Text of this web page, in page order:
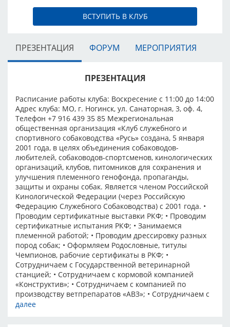
ВСТУПИТЬ В КЛУБ
ПРЕЗЕНТАЦИЯ ФОРУМ МЕРОПРИЯТИЯ
ПРЕЗЕНТАЦИЯ
Расписание работы клуба: Воскресение с 11:00 до 14:00
Адрес клуба: МО, г. Ногинск, ул. Санаторная, 3, оф. 4,
Телефон +7 916 439 35 85 Межрегиональная
общественная организация «Клуб служебного и
спортивного собаководства «Русь» создана, 5 января
2001 года, в целях объединения собаководов-
любителей, собаководов-спортсменов, кинологических
организаций, клубов, питомников для сохранения и
улучшения племенного генофонда, пропаганды,
защиты и охраны собак. Является членом Российской
Кинологической Федерации (через Российскую
Федерацию Служебного Собаководства) с 2001 года. •
Проводим сертификатные выставки РКФ; • Проводим
сертификатные испытания РКФ; • Занимаемся
племенной работой; • Проводим дрессировку разных
пород собак; • Оформляем Родословные, титулы
Чемпионов, рабочие сертификаты в РКФ; •
Сотрудничаем с Государственной ветеринарной
станцией; • Сотрудничаем с кормовой компанией
«Конструктив»; • Сотрудничаем с компанией по
производству ветпрепаратов «АВЗ»; • Сотрудничаем с
сетью зоомагазинов «Четыре лапы»; • Приглашаем в
далее